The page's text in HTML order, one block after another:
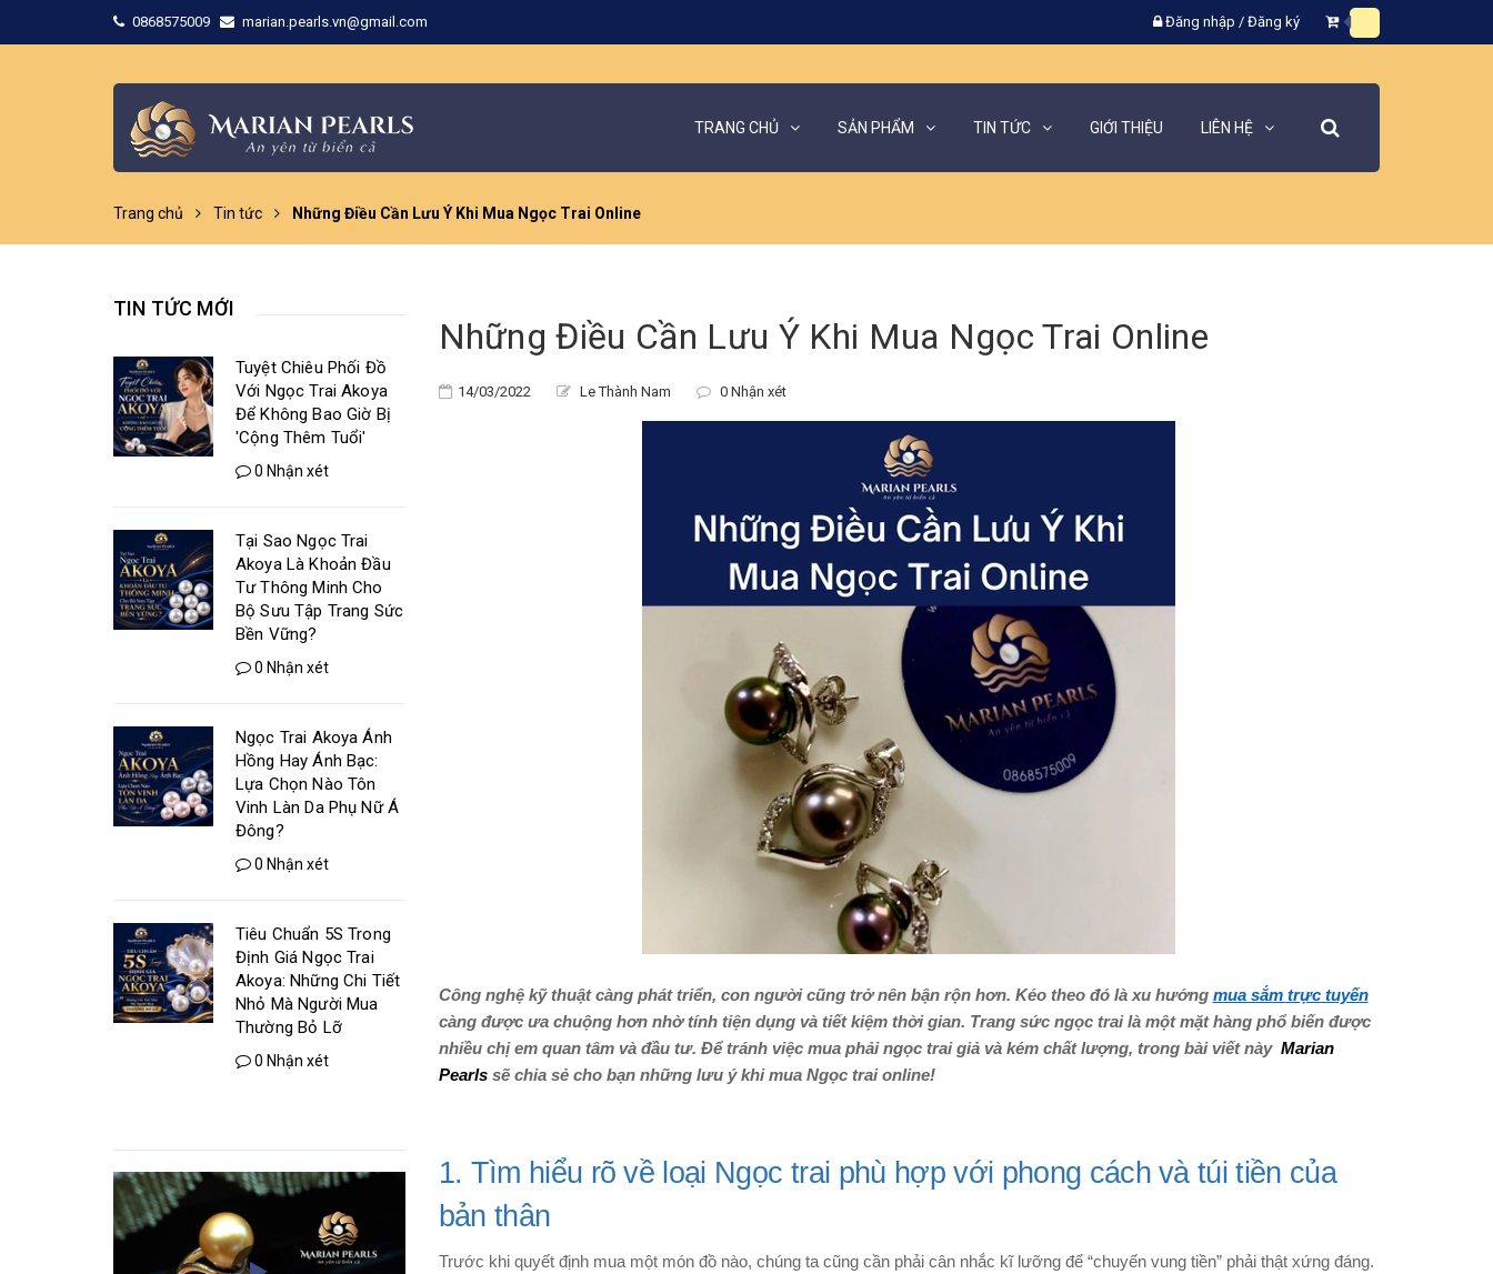
0868575009 marian.pearls.vn@gmail.com Đăng nhập / Đăng ký
TRANG CHỦ SẢN PHẨM TIN TỨC GIỚI THIỆU LIÊN HỆ
Trang chủ Tin tức Những Điều Cần Lưu Ý Khi Mua Ngọc Trai Online
Những Điều Cần Lưu Ý Khi Mua Ngọc Trai Online
14/03/2022 Le Thành Nam 0 Nhận xét
Công nghệ kỹ thuật càng phát triển, con người cũng trở nên bận rộn hơn. Kéo theo đó là xu hướng mua sắm trực tuyến
càng được ưa chuộng hơn nhờ tính tiện dụng và tiết kiệm thời gian. Trang sức ngọc trai là một mặt hàng phổ biến được
nhiều chị em quan tâm và đầu tư. Để tránh việc mua phải ngọc trai giả và kém chất lượng, trong bài viết này Marian
Pearlssẽ chia sẻ cho bạn những lưu ý khi mua Ngọc trai online!
1. Tìm hiểu rõ về loại Ngọc trai phù hợp với phong cách và túi tiền của
bản thân
Trước khi quyết định mua một món đồ nào, chúng ta cũng cần phải cân nhắc kĩ lưỡng để “chuyến vung tiền” phải thật xứng đáng.
TIN TỨC MỚI
Tuyệt Chiêu Phối Đồ
Với Ngọc Trai Akoya
Để Không Bao Giờ Bị
'Cộng Thêm Tuổi'
0 Nhận xét
Tại Sao Ngọc Trai
Akoya Là Khoản Đầu
Tư Thông Minh Cho
Bộ Sưu Tập Trang Sức
Bền Vững?
0 Nhận xét
Ngọc Trai Akoya Ánh
Hồng Hay Ánh Bạc:
Lựa Chọn Nào Tôn
Vinh Làn Da Phụ Nữ Á
Đông?
0 Nhận xét
Tiêu Chuẩn 5S Trong
Định Giá Ngọc Trai
Akoya: Những Chi Tiết
Nhỏ Mà Người Mua
Thường Bỏ Lỡ
0 Nhận xét